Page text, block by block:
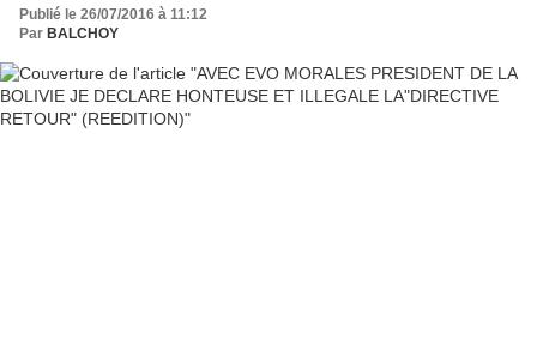
Publié le 26/07/2016 à 11:12
Par BALCHOY